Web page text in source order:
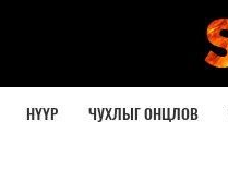
НҮҮР ЧУХЛЫГ ОНЦЛОВ